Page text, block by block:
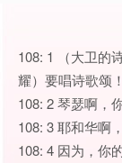
108: 1 （大卫的
耀）要唱诗歌颂！
108: 2 琴瑟啊，
108: 3 耶和华啊
108: 4 因为，你